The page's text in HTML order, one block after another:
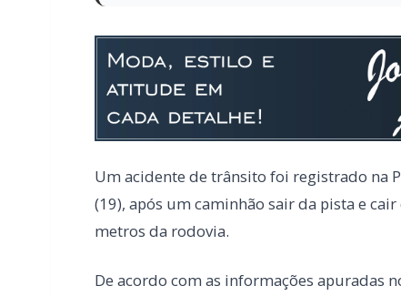
Um acidente de trânsito foi registrado na
(19), após um caminhão sair da pista e
metros da rodovia.
porcos e, com a queda, alguns dos
levaram à saída de pista ainda serão
atendimento no local e foi encaminhado à